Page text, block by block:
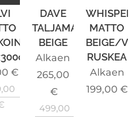
€
DAVE
TALJAMATTO
BEIGE
Alkaen
265,00
€
499,00
WHISPER
MATTO
BEIGE/
RUSKEA
Alkaen
199,00 €